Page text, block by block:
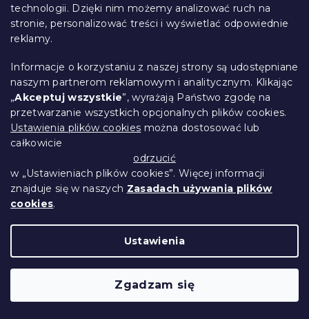
technologii. Dzięki nim możemy analizować ruch na
stronie, personalizować treści i wyświetlać odpowiednie
reklamy.
Informacje o korzystaniu z naszej strony są udostępniane
naszym partnerom reklamowym i analitycznym. Klikając
„Akceptuj wszystkie”, wyrażają Państwo zgodę na
przetwarzanie wszystkich opcjonalnych plików cookies.
Ustawienia plików cookies można dostosować lub
całkowicie
odrzucić
w „Ustawieniach plików cookies”. Więcej informacji
znajduje się w naszych Zasadach używania plików
cookies.
Ustawienia
Zgadzam się
Pościel z kory do łóżeczka Renforcé
JUNGARI kremowa
W magazynie